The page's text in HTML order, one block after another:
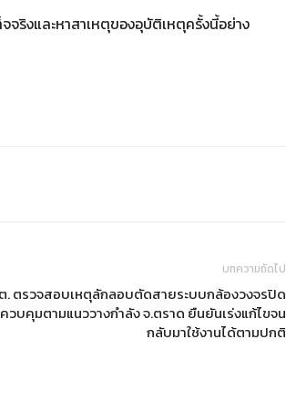
ริงและหาสาเหตุของอุบัติเหตุครั้งนี้อย่าง
บทความถัดไป
. ตรวจสอบเหตุลักลอบตัดสายระบบกล้องวงจรปิด
วบคุมตามแนววางกำลัง จ.ตราด ยืนยันเร่งแก้ไขจน
กลับมาใช้งานได้ตามปกติ